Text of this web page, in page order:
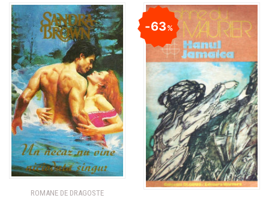
ROMANE DE DRAGOSTE
63%